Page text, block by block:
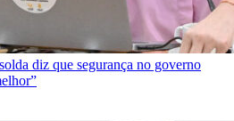
diz que segurança no governo